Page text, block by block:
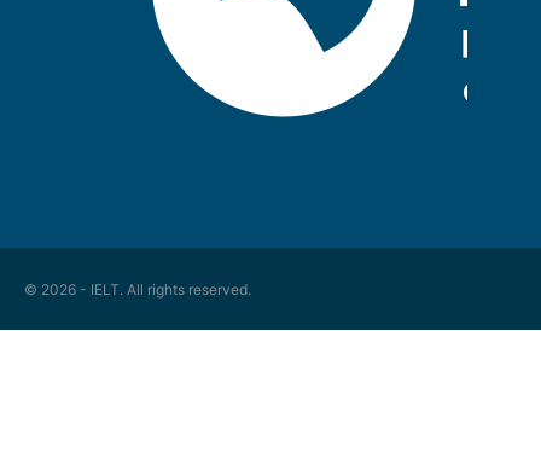
© 2026 - IELT. All rights reserved.